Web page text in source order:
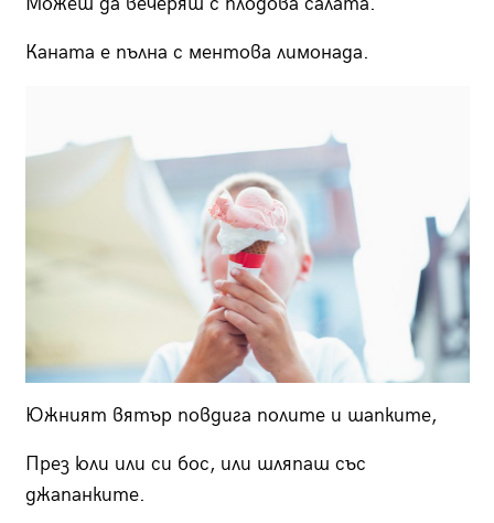
Каната е пълна с ментова лимонада.
Южният вятър повдига полите и шапките,
През юли или си бос, или шляпаш със
джапанките.